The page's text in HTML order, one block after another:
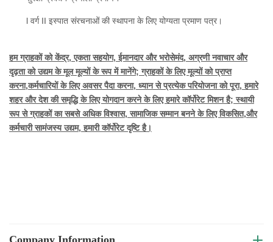
l वर्ग II इस्पात संरचनाओं की स्थापना के लिए योग्यता प्रमाण पत्र।
हम ग्राहकों को केंद्र, एकता सहयोग, ईमानदार और भरोसेमंद, अग्रणी नवाचार और
दृढ़ता को उद्यम के मूल मूल्यों के रूप में मानेंगे; ग्राहकों के लिए मूल्यों को प्राप्त
करना,कर्मचारियों के लिए अवसर पैदा करना, ध्यान से प्रत्येक परियोजना को पूरा, हमारे
शहर और देश की समृद्धि के लिए योगदान करने के लिए हमारे कॉर्पोरेट मिशन है; स्थायी
रूप से ग्राहकों का सबसे अधिक विश्वास, सामाजिक सम्मान बनने के लिए विकसित,और
कर्मचारी सामंजस्य उद्यम, हमारी कॉर्पोरेट दृष्टि है।